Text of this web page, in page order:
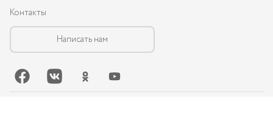
Контакты
Написать нам